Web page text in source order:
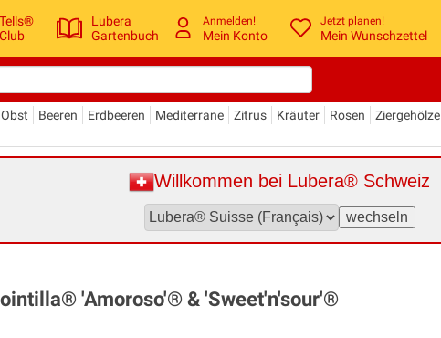
Tells®
Club
Lubera
Gartenbuch
Anmelden!
Mein Konto
Jetzt planen!
Mein Wunschzettel
Obst Beeren Erdbeeren Mediterrane Zitrus Kräuter Rosen Ziergehölze
Willkommen bei Lubera® Schweiz
'Amoroso'® & 'Sweet'n'sour'®